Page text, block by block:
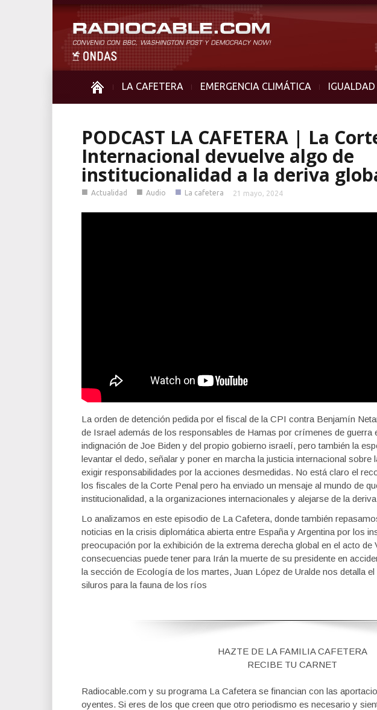
LA CAFETERA EMERGENCIA CLIMÁTICA IGUALDAD
PODCAST LA CAFETERA | La
Internacional devuelve algo de
institucionalidad a la deriva
■ Actualidad ■ Audio ■ La cafetera 21 mayo, 2024
La orden de detención pedida por el fiscal de la CPI contra Benjamín
de Israel además de los responsables de Hamas por crímenes de guerra
indignación de Joe Biden y del propio gobierno israelí, pero también la
levantar el dedo, señalar y poner en marcha la justicia internacional
exigir responsabilidades por la acciones desmedidas. No está claro el
los fiscales de la Corte Penal pero ha enviado un mensaje al mundo de
institucionalidad, a la organizaciones internacionales y alejarse de la
Lo analizamos en este episodio de La Cafetera, donde también
noticias en la crisis diplomática abierta entre España y Argentina por los
preocupación por la exhibición de la extrema derecha global en el acto de
consecuencias puede tener para Irán la muerte de su presidente en
la sección de Ecología de los martes, Juan López de Uralde nos detalla
siluros para la fauna de los ríos
HAZTE DE LA FAMILIA CAFETERA
RECIBE TU CARNET
Radiocable.com y su programa La Cafetera se financian con las
oyentes. Si eres de los que creen que otro periodismo es necesario y